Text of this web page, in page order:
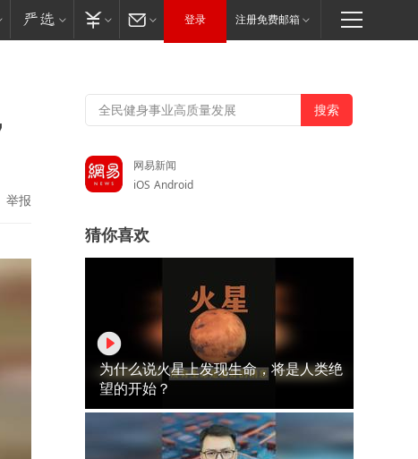
登录 注册免费邮箱
举报
网易新闻
iOS Android
猜你喜欢
为什么说火星上发现生命，将是人类绝
望的开始？